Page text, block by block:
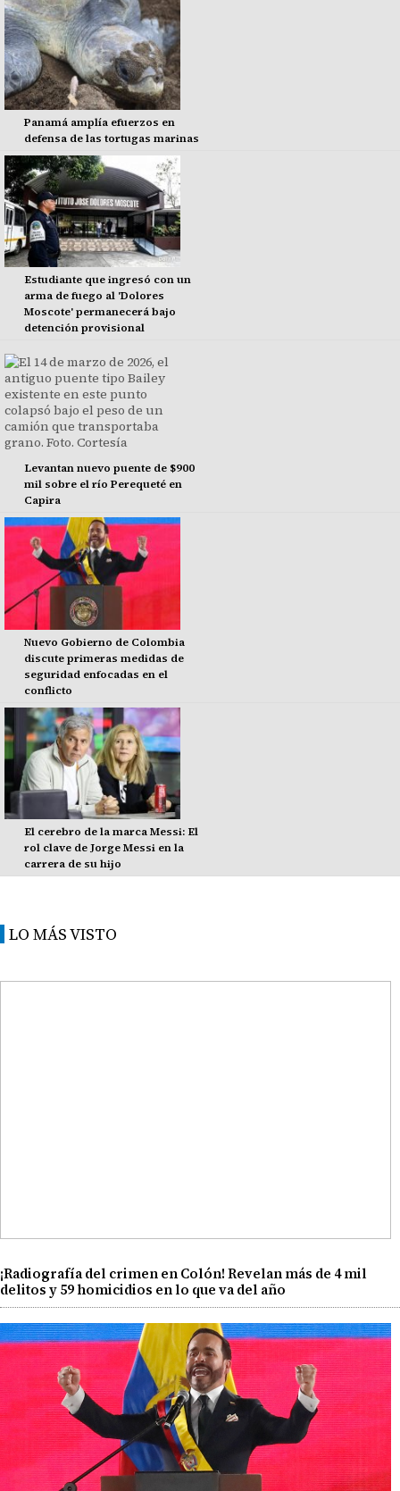
Panamá amplía efuerzos en
defensa de las tortugas marinas
Estudiante que ingresó con un
arma de fuego al 'Dolores
Moscote' permanecerá bajo
detención provisional
Levantan nuevo puente de $900
mil sobre el río Perequeté en
Capira
Nuevo Gobierno de Colombia
discute primeras medidas de
seguridad enfocadas en el
conflicto
El cerebro de la marca Messi: El
rol clave de Jorge Messi en la
carrera de su hijo
LO MÁS VISTO
¡Radiografía del crimen en Colón! Revelan más de 4 mil
delitos y 59 homicidios en lo que va del año